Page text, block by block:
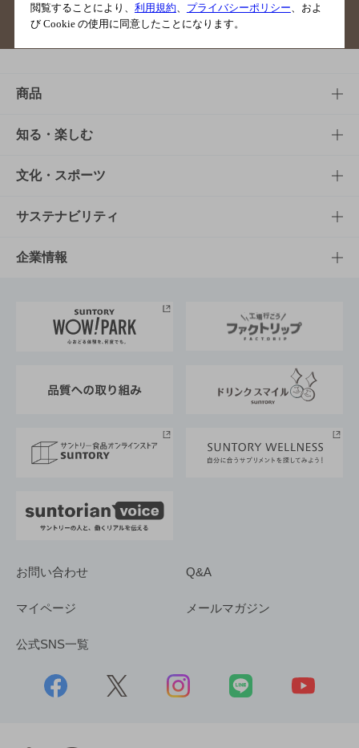
サイトマップ ご意見・ご感想
商品
商品TOP
商品一覧
商品発売情報
栄養成分一覧
知る・楽しむ
知る・楽しむTOP
キャンペーン
工場見学
地域情報
文化・スポーツ
文化・スポーツTOP
サントリーホール
サントリーサンバーズ大阪
サステナビリティ
サステナビリティTOP
サントリーが考えるサステナビリティ経営
企業情報
企業概要
採用情報
お問い合わせ Q&A
マイページ メールマガジン
公式SNS一覧
閲覧することにより、 利用規約 プライバシーポリシー 、およ
び Cookie の使用に同意したことになります。